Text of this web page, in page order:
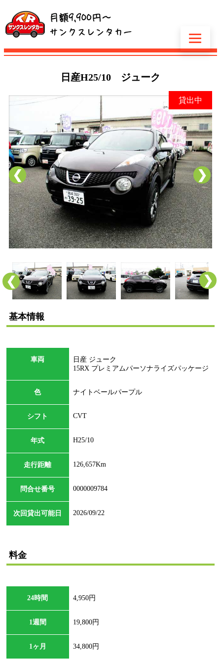
日産H25/10 ジューク
貸出中
❮ ❯
❮ ❯
基本情報
車両
日産 ジューク
15RX プレミアムパーソナライズパッケージ
色 ナイトベールパープル
シフト CVT
年式 H25/10
走行距離 126,657Km
問合せ番号 0000009784
次回貸出可能日 2026/09/22
料金
24時間 4,950円
1週間 19,800円
1ヶ月 34,800円